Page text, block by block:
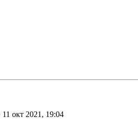
11 окт 2021, 19:04